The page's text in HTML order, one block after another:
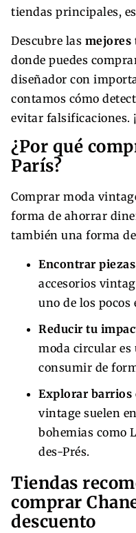
tiendas principales,
Descubre las mejores
donde puedes
diseñador con
contamos cómo
evitar falsificaciones.
¿Por qué
París?
Comprar moda
forma de ahorrar
también una forma
Encontrar
accesorios
uno de los pocos
Reducir tu
moda circular es
consumir de
Explorar barrios
vintage suelen
bohemias como
des-Prés.
Tiendas
comprar
descuento